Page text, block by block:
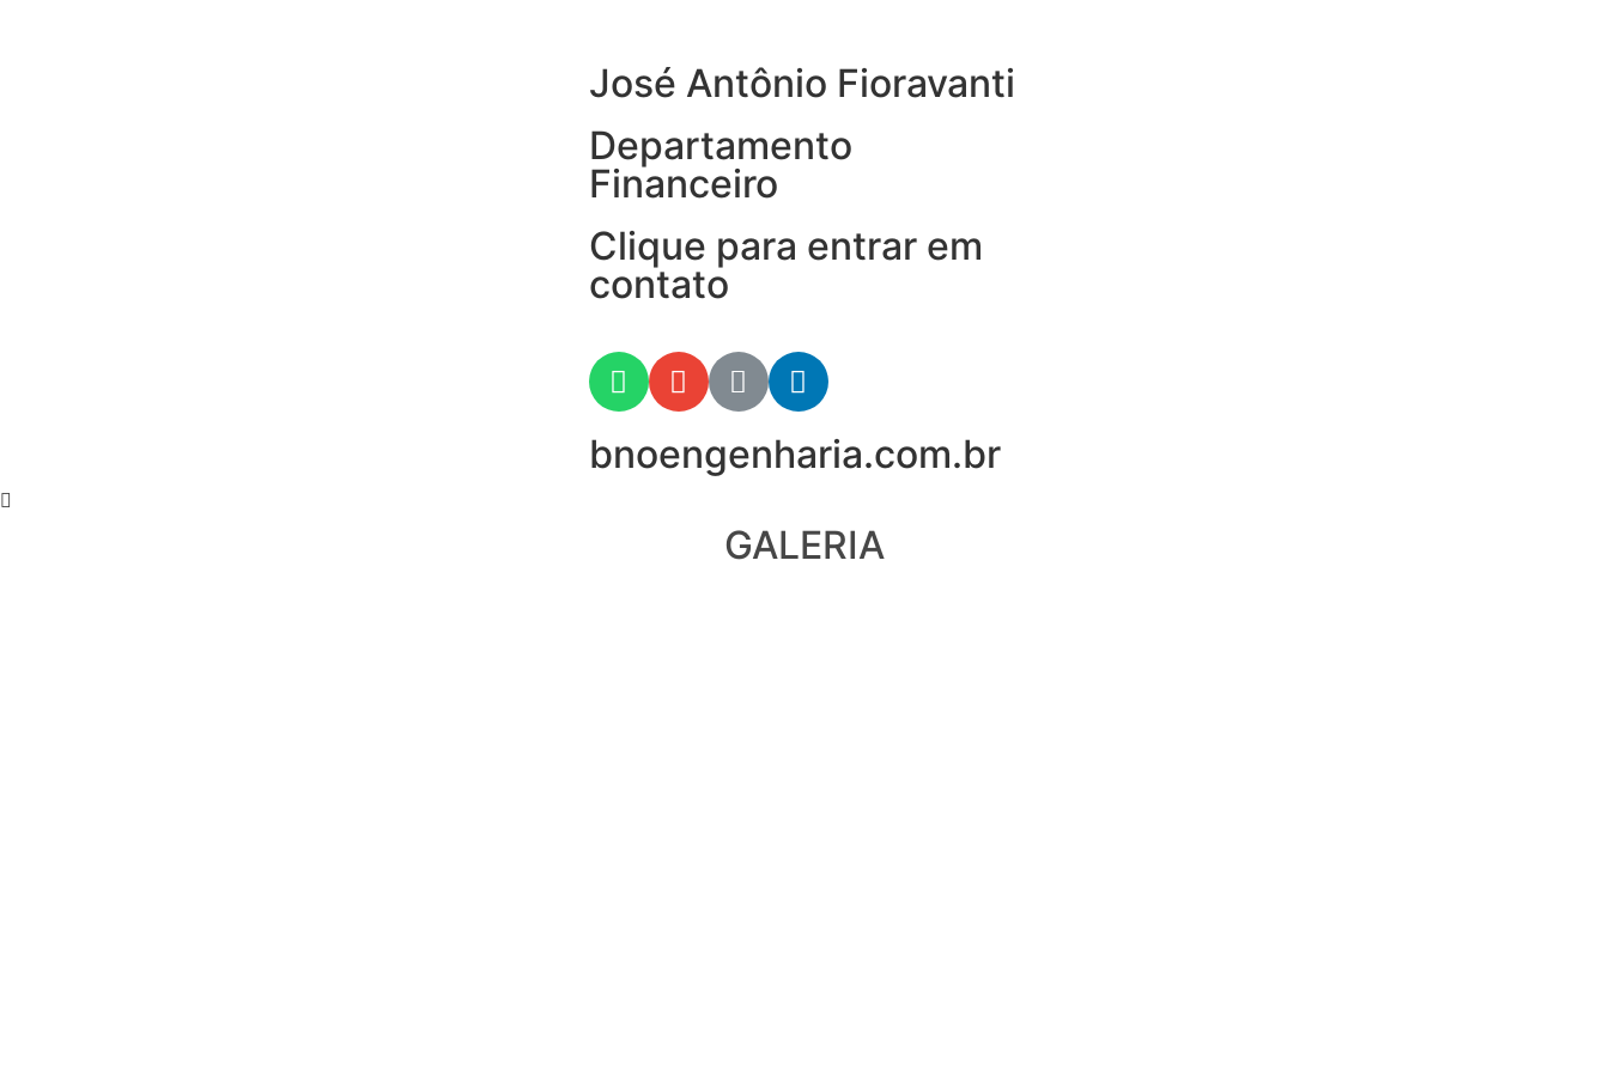
José Antônio Fioravanti
Departamento
Financeiro
Clique para entrar em
contato
bnoengenharia.com.br
GALERIA